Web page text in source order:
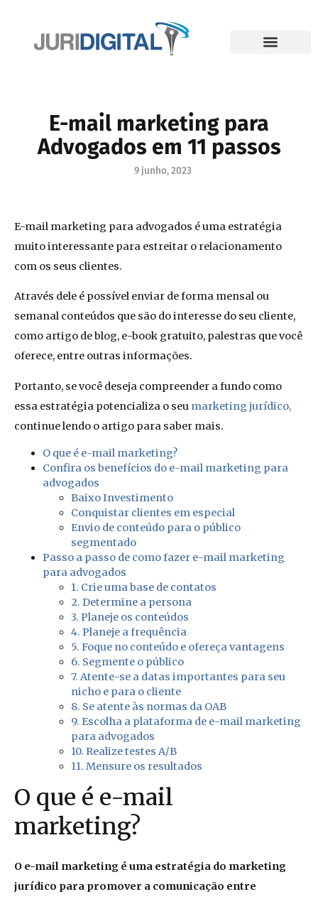
E-mail marketing para
Advogados em 11 passos
9 junho, 2023
E-mail marketing para advogados é uma estratégia
muito interessante para estreitar o relacionamento
com os seus clientes.
Através dele é possível enviar de forma mensal ou
semanal conteúdos que são do interesse do seu cliente,
como artigo de blog, e-book gratuito, palestras que você
oferece, entre outras informações.
Portanto, se você deseja compreender a fundo como
essa estratégia potencializa o seu marketing jurídico,
continue lendo o artigo para saber mais.
O que é e-mail marketing?
Confira os benefícios do e-mail marketing para
advogados
Baixo Investimento
Conquistar clientes em especial
Envio de conteúdo para o público
segmentado
Passo a passo de como fazer e-mail marketing
para advogados
1. Crie uma base de contatos
2. Determine a persona
3. Planeje os conteúdos
4. Planeje a frequência
5. Foque no conteúdo e ofereça vantagens
6. Segmente o público
7. Atente-se a datas importantes para seu
nicho e para o cliente
8. Se atente às normas da OAB
9. Escolha a plataforma de e-mail marketing
para advogados
10. Realize testes A/B
11. Mensure os resultados
O que é e-mail
marketing?
O e-mail marketing é uma estratégia do marketing
jurídico para promover a comunicação entre